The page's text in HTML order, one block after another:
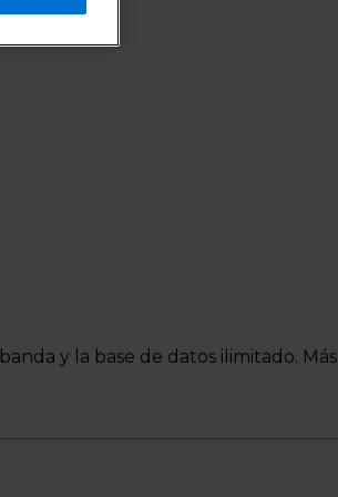
y la base de datos ilimitado. Más